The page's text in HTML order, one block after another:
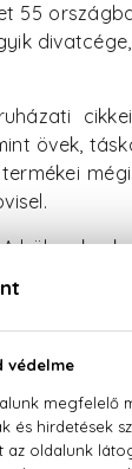
55
övek,
A hölgyeknek
rendre
Kiss névre
romantikus
harmónikus
Az
XX Wild